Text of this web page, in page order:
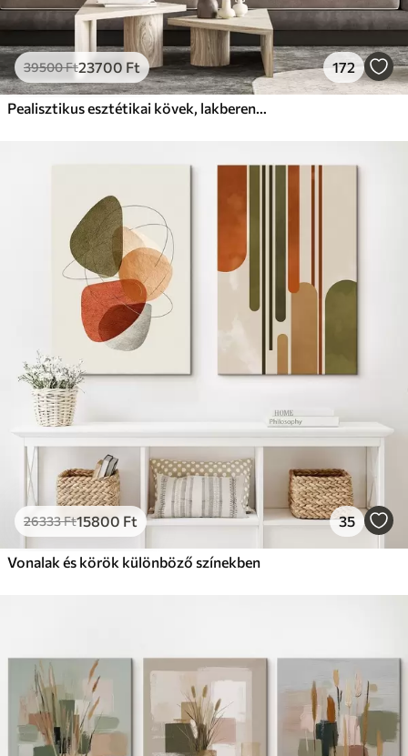
39500Ft23700 Ft 172
Pealisztikus esztétikai kövek, lakberendezés, természetes megvilágítás
26333Ft15800 Ft 35
Vonalak és körök különböző színekben